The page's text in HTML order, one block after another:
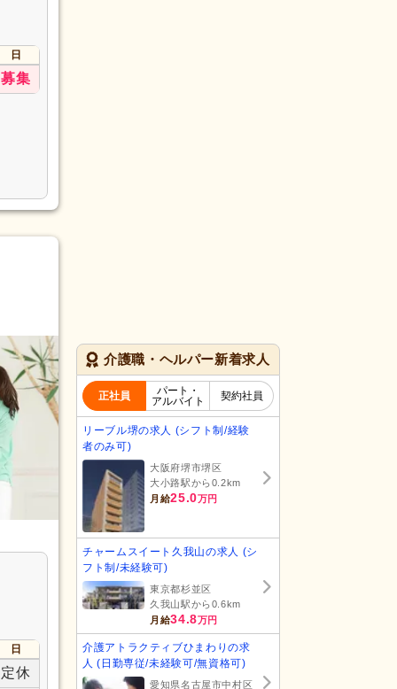
日
募集
日
定休
介護職・ヘルパー新着求人
正社員
パート・
アルバイト
契約社員
リーブル堺の求人 (シフト制/経験
者のみ可)
大阪府堺市堺区
大小路駅から0.2km
月給25.0万円
チャームスイート久我山の求人 (シ
フト制/未経験可)
東京都杉並区
久我山駅から0.6km
月給34.8万円
介護アトラクティブひまわりの求
人 (日勤専従/未経験可/無資格可)
愛知県名古屋市中村区